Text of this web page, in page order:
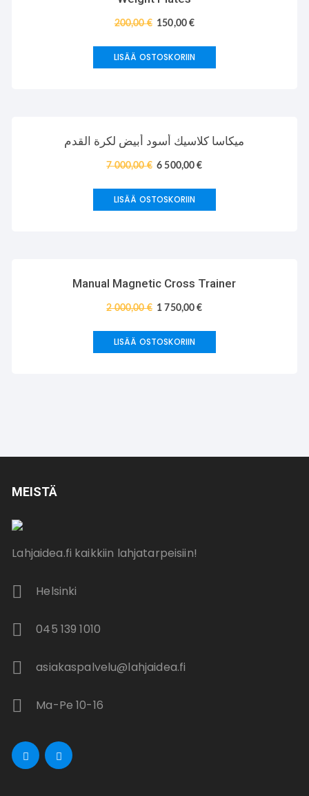
200,00€ 150,00€
LISÄÄ OSTOSKORIIN
ميكاسا كلاسيك أسود أبيض لكرة القدم
7 000,00€ 6 500,00€
LISÄÄ OSTOSKORIIN
Manual Magnetic Cross Trainer
2 000,00€ 1 750,00€
LISÄÄ OSTOSKORIIN
MEISTÄ
Lahjaidea.fi kaikkiin lahjatarpeisiin!
Helsinki
045 139 1010
asiakaspalvelu@lahjaidea.fi
Ma-Pe 10-16